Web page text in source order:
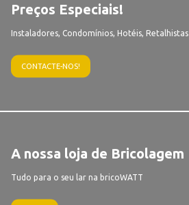
Preços Especiais!
Instaladores, Condomínios, Hotéis, Retalhistas
CONTACTE-NOS!
A nossa loja de Bricolagem
Tudo para o seu lar na bricoWATT